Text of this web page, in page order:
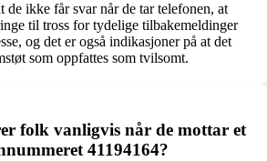
de ikke får svar når de tar telefonen, at
til tross for tydelige tilbakemeldinger
og det er også indikasjoner på at det
som oppfattes som tvilsomt.
folk vanligvis når de mottar et
41194164?